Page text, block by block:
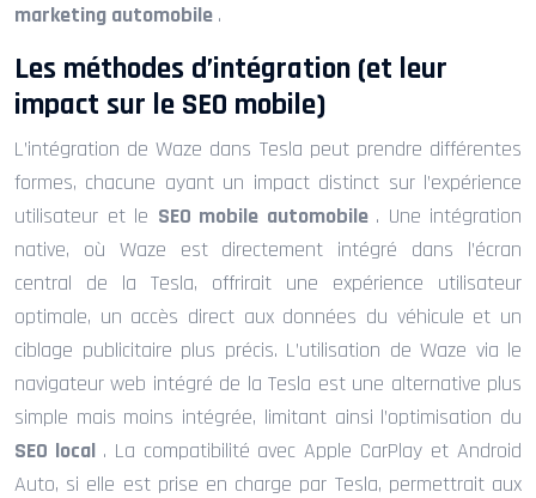
marketing automobile .
Les méthodes d’intégration (et leur
impact sur le SEO mobile)
L’intégration de Waze dans Tesla peut prendre différentes
formes, chacune ayant un impact distinct sur l’expérience
utilisateur et le SEO mobile automobile . Une intégration
native, où Waze est directement intégré dans l’écran
central de la Tesla, offrirait une expérience utilisateur
optimale, un accès direct aux données du véhicule et un
ciblage publicitaire plus précis. L’utilisation de Waze via le
navigateur web intégré de la Tesla est une alternative plus
simple mais moins intégrée, limitant ainsi l’optimisation du
SEO local . La compatibilité avec Apple CarPlay et Android
Auto, si elle est prise en charge par Tesla, permettrait aux